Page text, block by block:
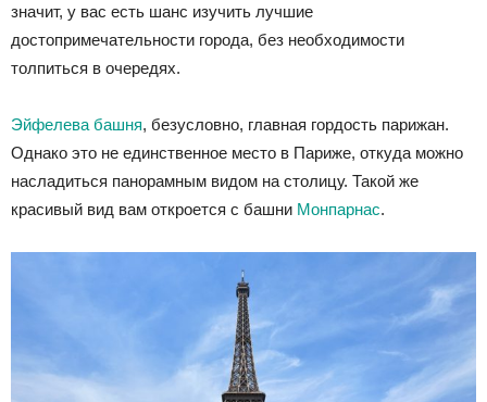
значит, у вас есть шанс изучить лучшие
достопримечательности города, без необходимости
толпиться в очередях.
Эйфелева башня, безусловно, главная гордость парижан.
Однако это не единственное место в Париже, откуда можно
насладиться панорамным видом на столицу. Такой же
красивый вид вам откроется с башни Монпарнас.